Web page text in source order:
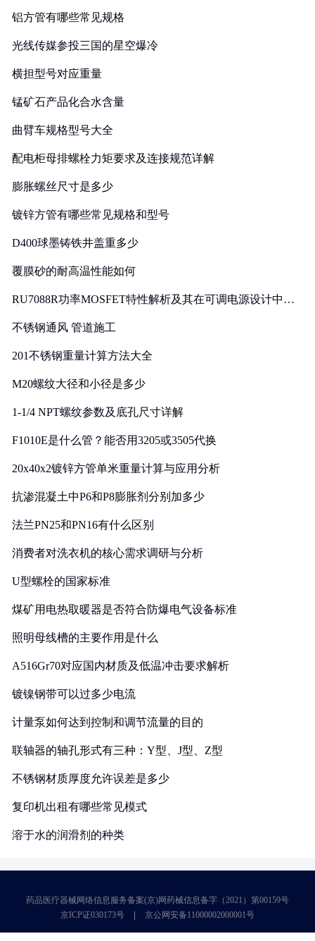
铝方管有哪些常见规格
光线传媒参投三国的星空爆冷
横担型号对应重量
锰矿石产品化合水含量
曲臂车规格型号大全
配电柜母排螺栓力矩要求及连接规范详解
膨胀螺丝尺寸是多少
镀锌方管有哪些常见规格和型号
D400球墨铸铁井盖重多少
覆膜砂的耐高温性能如何
RU7088R功率MOSFET特性解析及其在可调电源设计中的
不锈钢通风 管道施工
201不锈钢重量计算方法大全
M20螺纹大径和小径是多少
1-1/4 NPT螺纹参数及底孔尺寸详解
F1010E是什么管？能否用3205或3505代换
20x40x2镀锌方管单米重量计算与应用分析
抗渗混凝土中P6和P8膨胀剂分别加多少
法兰PN25和PN16有什么区别
消费者对洗衣机的核心需求调研与分析
U型螺栓的国家标准
煤矿用电热取暖器是否符合防爆电气设备标准
照明母线槽的主要作用是什么
A516Gr70对应国内材质及低温冲击要求解析
镀镍钢带可以过多少电流
计量泵如何达到控制和调节流量的目的
联轴器的轴孔形式有三种：Y型、J型、Z型
不锈钢材质厚度允许误差是多少
复印机出租有哪些常见模式
溶于水的润滑剂的种类
药品医疗器械网络信息服务备案(京)网药械信息备字（2021）第00159号
京ICP证030173号
京公网安备11000002000001号